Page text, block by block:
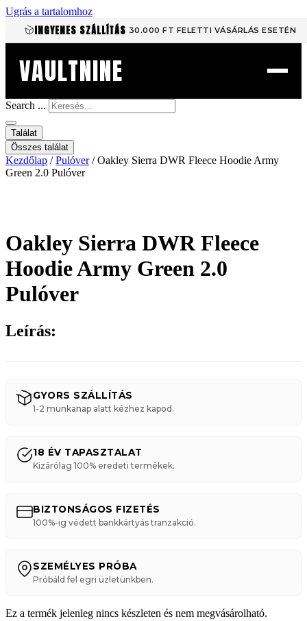
Ugrás a tartalomhoz
INGYENES SZÁLLÍTÁS 30.000 FT FELETTI VÁSÁRLÁS ESETÉN
VAULTNINE
Search ...
Találat
Összes találat
Kezdőlap /Pulóver/ Oakley Sierra DWR Fleece Hoodie Army
Green 2.0 Pulóver
Oakley Sierra DWR Fleece
Hoodie Army Green 2.0
Pulóver
Leírás:
GYORS SZÁLLÍTÁS
1-2 munkanap alatt kézhez kapod.
18 ÉV TAPASZTALAT
Kizárólag 100% eredeti termékek.
BIZTONSÁGOS FIZETÉS
100%-ig védett bankkártyás tranzakció.
SZEMÉLYES PRÓBA
Próbáld fel egri üzletünkben.
Ez a termék jelenleg nincs készleten és nem megvásárolható.